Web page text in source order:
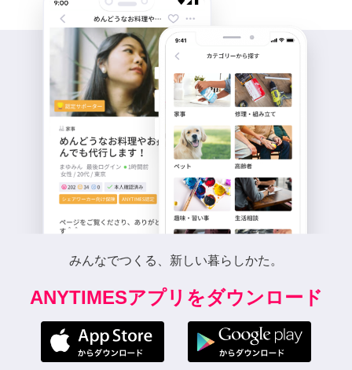
みんなでつくる、新しい暮らしかた。
ANYTIMESアプリをダウンロード